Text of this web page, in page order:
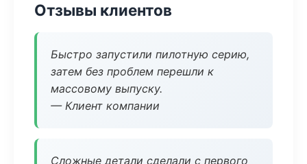
Отзывы клиентов
Быстро запустили пилотную серию,
затем без проблем перешли к
массовому выпуску.
— Клиент компании
Сложные детали сделали с первого